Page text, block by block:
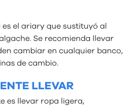
el ariary que sustituyó al
Se recomienda llevar
cambiar en cualquier banco,
de cambio.
LLEVAR
es llevar ropa ligera,